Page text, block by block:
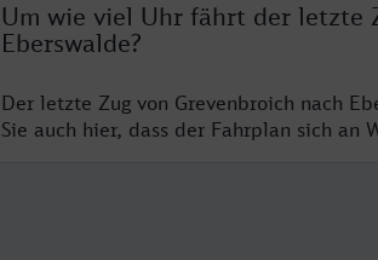
Um wie viel Uhr fährt der letzte
Eberswalde?
Der letzte Zug von Grevenbroich nach
Sie auch hier, dass der Fahrplan sich an